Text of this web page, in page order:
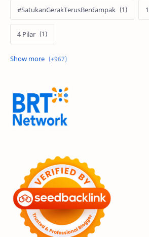
#SatukanGerakTerusBerdampak
4 Pilar
60 Tahun
Acer Edu Tech 2024
Adira Finance
Adventorial Aedes Aegypti
AHASS Pontianak AHASS Siaga
AHDC 2026 AHM